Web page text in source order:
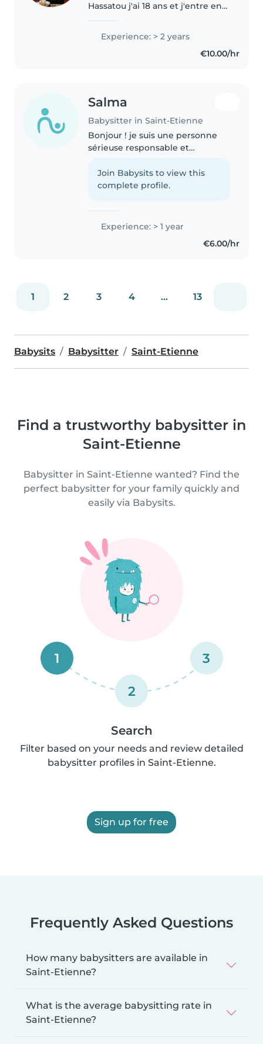
Hassatou j'ai 18 ans et j'entre en
détroit à jean monnet à saint
étienne. je suis originaire de
lyon. J'ai déjà fait du babysitting..
Experience: > 2 years
€10.00/hr
Salma
Babysitter in Saint-Etienne
Bonjour ! je suis une personne
sérieuse responsable et
mes services de baby-sitting.
J'aime beaucoup m'occuper des
Join Babysits to view this
complete profile.
Experience: > 1 year
€6.00/hr
1 2 3 4 ... 13
Babysits Babysitter Saint-Etienne
Find a trustworthy babysitter in
Saint-Etienne
Babysitter in Saint-Etienne wanted? Find the
perfect babysitter for your family quickly and
easily via Babysits.
1
2
3
Search
Filter based on your needs and review detailed
babysitter profiles in Saint-Etienne.
Sign up for free
Frequently Asked Questions
How many babysitters are available in
Saint-Etienne?
What is the average babysitting rate in
Saint-Etienne?